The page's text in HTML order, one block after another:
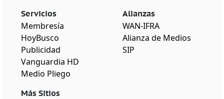
Servicios
Membresía
HoyBusco
Publicidad
Vanguardia HD
Medio Pliego
Más Sitios
Alianzas
WAN-IFRA
Alianza de Medios
SIP